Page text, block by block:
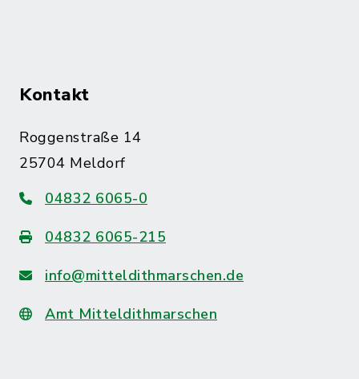
Kontakt
Roggenstraße 14
25704 Meldorf
04832 6065-0
04832 6065-215
info@mitteldithmarschen.de
Amt Mitteldithmarschen